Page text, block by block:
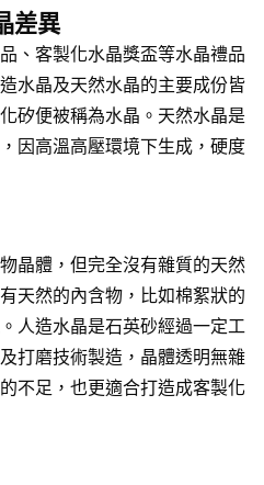
差異
、客製化水晶獎盃等水晶禮品
水晶及天然水晶的主要成份皆
矽便被稱為水晶。天然水晶是
因高溫高壓環境下生成，硬度
晶體，但完全沒有雜質的天然
天然的內含物，比如棉絮狀的
人造水晶是石英砂經過一定工
打磨技術製造，晶體透明無雜
不足，也更適合打造成客製化